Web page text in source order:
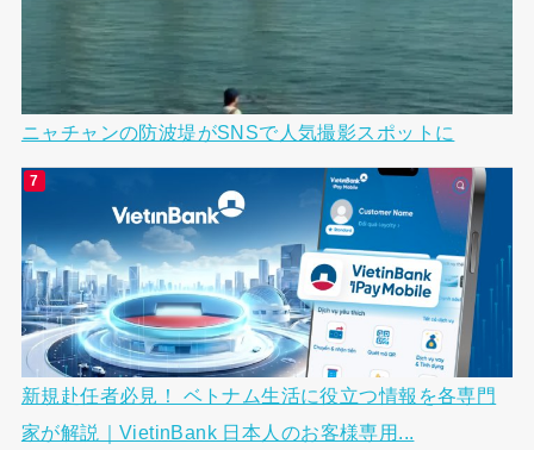
ニャチャンの防波堤がSNSで人気撮影スポットに
新規赴任者必見！ ベトナム生活に役立つ情報を各専門
家が解説｜VietinBank 日本人のお客様専用...